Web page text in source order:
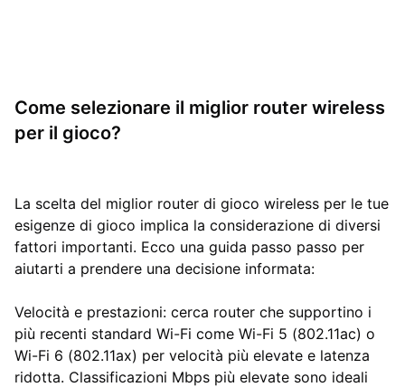
Come selezionare il miglior router wireless
per il gioco?
La scelta del miglior router di gioco wireless per le tue
esigenze di gioco implica la considerazione di diversi
fattori importanti. Ecco una guida passo passo per
aiutarti a prendere una decisione informata:
Velocità e prestazioni: cerca router che supportino i
più recenti standard Wi-Fi come Wi-Fi 5 (802.11ac) o
Wi-Fi 6 (802.11ax) per velocità più elevate e latenza
ridotta. Classificazioni Mbps più elevate sono ideali